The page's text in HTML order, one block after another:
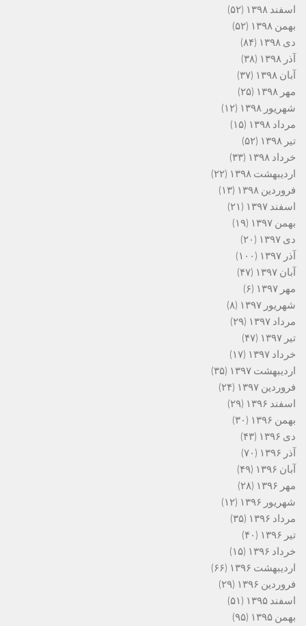
اسفند ۱۳۹۸
(۵۲)
بهمن ۱۳۹۸
(۵۲)
دی ۱۳۹۸
(۸۴)
آذر ۱۳۹۸
(۳۸)
آبان ۱۳۹۸
(۳۷)
مهر ۱۳۹۸
(۲۵)
شهریور ۱۳۹۸
(۱۲)
مرداد ۱۳۹۸
(۱۵)
تیر ۱۳۹۸
(۵۲)
خرداد ۱۳۹۸
(۳۳)
اردیبهشت ۱۳۹۸
(۲۲)
فروردین ۱۳۹۸
(۱۳)
اسفند ۱۳۹۷
(۲۱)
بهمن ۱۳۹۷
(۱۹)
دی ۱۳۹۷
(۲۰)
آذر ۱۳۹۷
(۱۰۰)
آبان ۱۳۹۷
(۴۷)
مهر ۱۳۹۷
(۶)
شهریور ۱۳۹۷
(۸)
مرداد ۱۳۹۷
(۲۹)
تیر ۱۳۹۷
(۴۷)
خرداد ۱۳۹۷
(۱۷)
اردیبهشت ۱۳۹۷
(۳۵)
فروردین ۱۳۹۷
(۲۴)
اسفند ۱۳۹۶
(۲۹)
بهمن ۱۳۹۶
(۳۰)
دی ۱۳۹۶
(۴۳)
آذر ۱۳۹۶
(۷۰)
آبان ۱۳۹۶
(۴۹)
مهر ۱۳۹۶
(۲۸)
شهریور ۱۳۹۶
(۱۲)
مرداد ۱۳۹۶
(۳۵)
تیر ۱۳۹۶
(۴۰)
خرداد ۱۳۹۶
(۱۵)
اردیبهشت ۱۳۹۶
(۶۶)
فروردین ۱۳۹۶
(۲۹)
اسفند ۱۳۹۵
(۵۱)
بهمن ۱۳۹۵
(۹۵)